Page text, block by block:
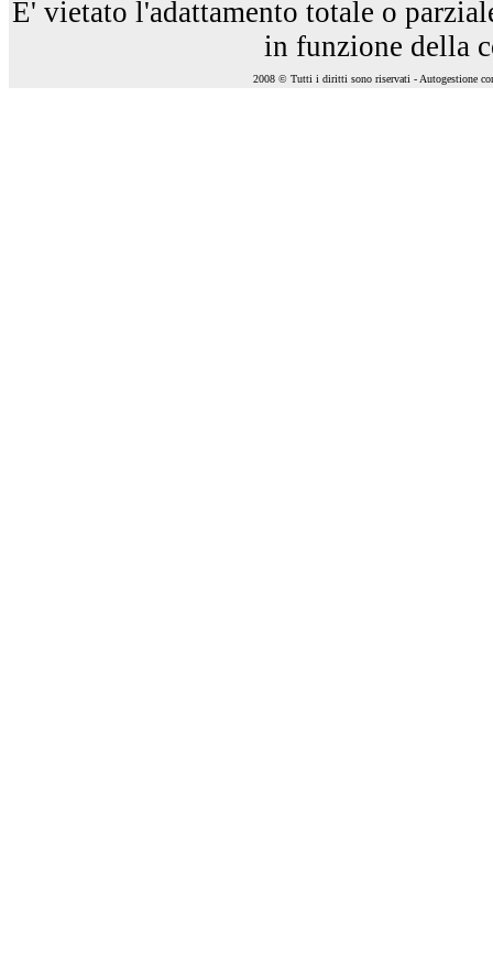
E' vietato l'adattamento totale o
in funzione della
2008 © Tutti i diritti sono riservati - Autogestione